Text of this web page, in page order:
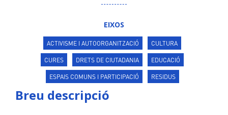
EIXOS
ACTIVISME I AUTOORGANITZACIÓ CULTURA
CURES DRETS DE CIUTADANIA EDUCACIÓ
ESPAIS COMUNS I PARTICIPACIÓ RESIDUS
Breu descripció